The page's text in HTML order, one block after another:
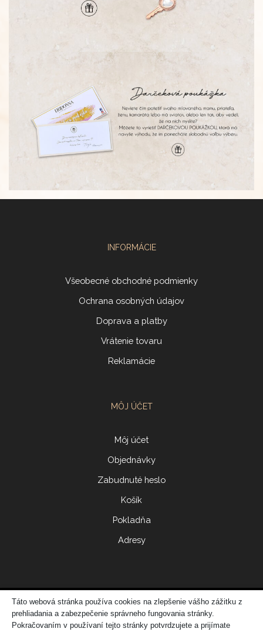
INFORMÁCIE
Všeobecné obchodné podmienky
Ochrana osobných údajov
Doprava a platby
Vrátenie tovaru
Reklamácie
MÔJ ÚČET
Môj účet
Objednávky
Zabudnuté heslo
Košík
Pokladňa
Adresy
© 2017 ERIDONNA
Zo
vytvorila spoločnosť DATATIME – web dizajn, grafika, IT riešenia
Táto webová stránka používa cookies na zlepšenie vášho zážitku z
prehliadania a zabezpečenie správneho fungovania stránky.
Pokračovaním v používaní tejto stránky potvrdzujete a prijímate